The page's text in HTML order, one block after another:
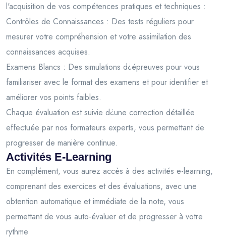
l'acquisition de vos compétences pratiques et techniques :
Contrôles de Connaissances : Des tests réguliers pour
mesurer votre compréhension et votre assimilation des
connaissances acquises.
Examens Blancs : Des simulations d¿épreuves pour vous
familiariser avec le format des examens et pour identifier et
améliorer vos points faibles.
Chaque évaluation est suivie d¿une correction détaillée
effectuée par nos formateurs experts, vous permettant de
progresser de manière continue.
Activités E-Learning
En complément, vous aurez accès à des activités e-learning,
comprenant des exercices et des évaluations, avec une
obtention automatique et immédiate de la note, vous
permettant de vous auto-évaluer et de progresser à votre
rythme